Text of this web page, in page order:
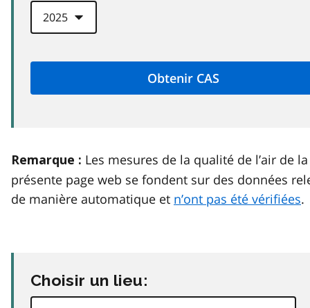
Remarque : Les mesures de la qualité de l’air de la
présente page web se fondent sur des données
de manière automatique et n’ont pas été vérifiées.
Choisir un lieu: